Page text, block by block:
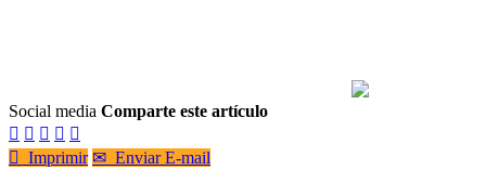
Social media Comparte este artículo
    
 Imprimir ✉ Enviar E-mail